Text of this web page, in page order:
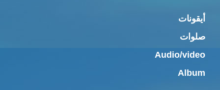
أيقونات
صلوات
Audio/video
Album